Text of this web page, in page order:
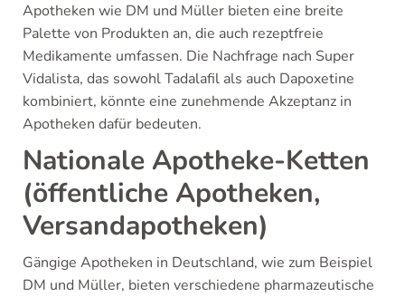
Apotheken wie DM und Müller bieten eine breite
Palette von Produkten an, die auch rezeptfreie
Medikamente umfassen. Die Nachfrage nach Super
Vidalista, das sowohl Tadalafil als auch Dapoxetine
kombiniert, könnte eine zunehmende Akzeptanz in
Apotheken dafür bedeuten.
Nationale Apotheke-Ketten
(öffentliche Apotheken,
Versandapotheken)
Gängige Apotheken in Deutschland, wie zum Beispiel
DM und Müller, bieten verschiedene pharmazeutische